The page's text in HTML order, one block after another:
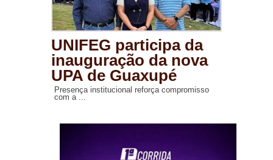
UNIFEG participa da
inauguração da nova
UPA de Guaxupé
Presença institucional reforça compromisso
com a ...